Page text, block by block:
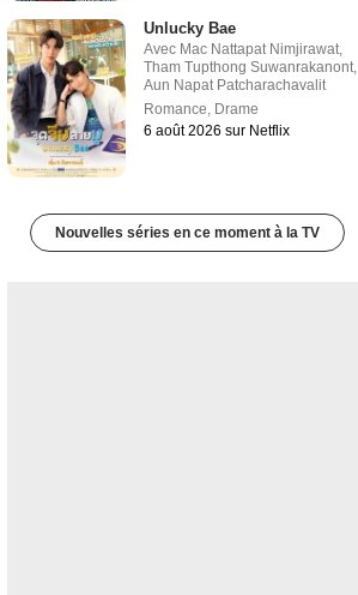
Unlucky Bae
Avec Mac Nattapat Nimjirawat,
Tham Tupthong Suwanrakanont,
Aun Napat Patcharachavalit
Romance, Drame
6 août 2026 sur Netflix
Nouvelles séries en ce moment à la TV